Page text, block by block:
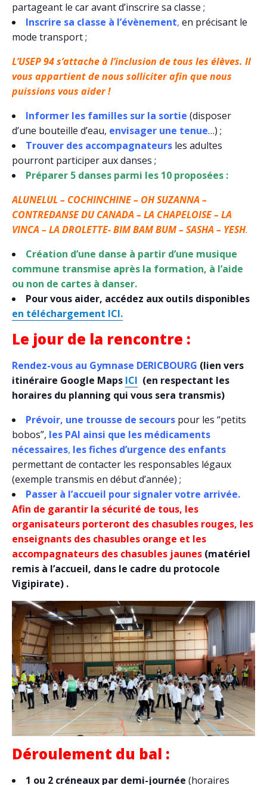
partageant le car avant d’inscrire sa classe ;
Inscrire sa classe à l’évènement, en précisant le
mode transport ;
L’USEP 94 s’attache à l’inclusion de tous les élèves. Il
vous appartient de nous solliciter afin que nous
puissions vous aider !
Informer les familles sur la sortie (disposer
d’une bouteille d’eau, envisager une tenue…) ;
Trouver des accompagnateurs les adultes
pourront participer aux danses ;
Préparer 5 danses parmi les 10 proposées :
ALUNELUL – COCHINCHINE – OH SUZANNA –
CONTREDANSE DU CANADA – LA CHAPELOISE – LA
VINCA – LA DROLETTE- BIM BAM BUM – SASHA – YESH.
Création d’une danse à partir d’une musique
commune transmise après la formation, à l’aide
ou non de cartes à danser.
Pour vous aider, accédez aux outils disponibles
en téléchargement ICI.
Le jour de la rencontre :
Rendez-vous au Gymnase DERICBOURG (lien vers
itinéraire Google Maps ICI (en respectant les
horaires du planning qui vous sera transmis)
Prévoir, une trousse de secours pour les “petits
bobos”, les PAI ainsi que les médicaments
nécessaires, les fiches d’urgence des enfants
permettant de contacter les responsables légaux
(exemple transmis en début d’année) ;
Passer à l’accueil pour signaler votre arrivée.
Afin de garantir la sécurité de tous, les
organisateurs porteront des chasubles rouges, les
enseignants des chasubles orange et les
accompagnateurs des chasubles jaunes (matériel
remis à l’accueil, dans le cadre du protocole
Vigipirate) .
Déroulement du bal :
1 ou 2 créneaux par demi-journée (horaires